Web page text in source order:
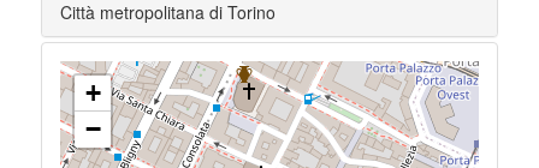
Città metropolitana di Torino
+
−